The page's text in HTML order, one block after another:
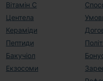
Вітамін С
Центела
Кераміди
Пептиди
Бакучіол
Екзосоми